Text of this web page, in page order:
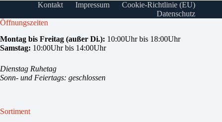
Kontakt Impressum
Cookie-Richtlinie (EU)
Datenschutz
Öffnungszeiten
Montag bis Freitag (außer Di.): 10:00Uhr bis 18:00Uhr
Samstag: 10:00Uhr bis 14:00Uhr
Dienstag Ruhetag
Sonn- und Feiertags: geschlossen
Sortiment